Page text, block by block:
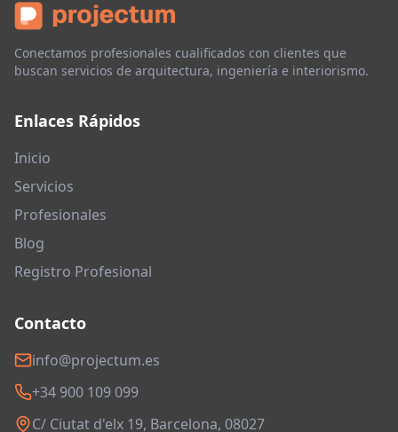
Conectamos profesionales cualificados con clientes que
buscan servicios de arquitectura, ingeniería e interiorismo.
Enlaces Rápidos
Inicio
Servicios
Profesionales
Blog
Registro Profesional
Contacto
info@projectum.es
+34 900 109 099
C/ Ciutat d'elx 19, Barcelona, 08027